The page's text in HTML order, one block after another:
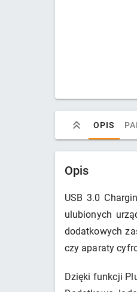
OPIS
Opis
USB 3.0
ulubionych
dodatkowych
czy aparaty
Dzięki funkcji